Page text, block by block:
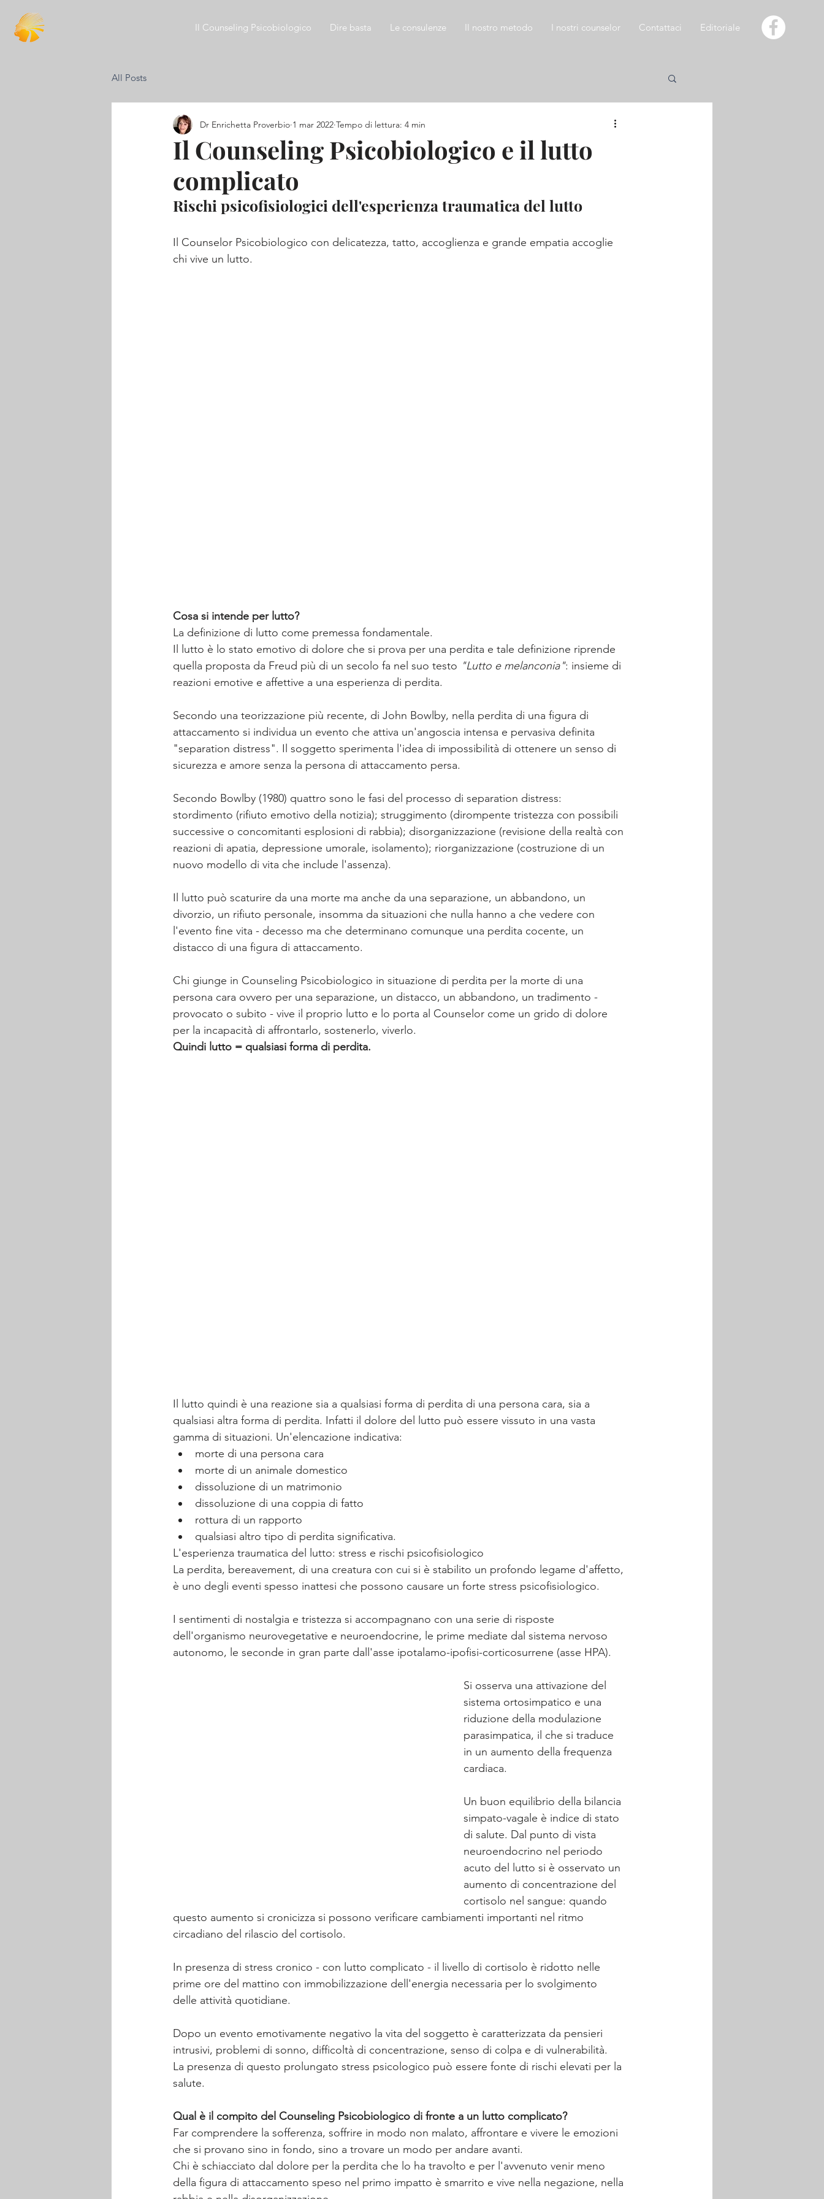
Il Counseling Psicobiologico Dire basta Le consulenze Il nostro metodo I nostri counselor Contattaci Editoriale
All Posts
Il Counseling Psicobiologico e il lutto
complicato
Dr Enrichetta Proverbio 1 mar 2022 Tempo di lettura: 4 min
Rischi psicofisiologici dell'esperienza traumatica del lutto
Il Counselor Psicobiologico con delicatezza, tatto, accoglienza e grande empatia accoglie
chi vive un lutto.
Cosa si intende per lutto?
La definizione di lutto come premessa fondamentale.
Il lutto è lo stato emotivo di dolore che si prova per una perdita e tale definizione riprende
quella proposta da Freud più di un secolo fa nel suo testo "Lutto e melanconia": insieme di
reazioni emotive e affettive a una esperienza di perdita.
Secondo una teorizzazione più recente, di John Bowlby, nella perdita di una figura di
attaccamento si individua un evento che attiva un'angoscia intensa e pervasiva definita
"separation distress". Il soggetto sperimenta l'idea di impossibilità di ottenere un senso di
sicurezza e amore senza la persona di attaccamento persa.
Secondo Bowlby (1980) quattro sono le fasi del processo di separation distress:
stordimento (rifiuto emotivo della notizia); struggimento (dirompente tristezza con possibili
successive o concomitanti esplosioni di rabbia); disorganizzazione (revisione della realtà con
reazioni di apatia, depressione umorale, isolamento); riorganizzazione (costruzione di un
nuovo modello di vita che include l'assenza).
Il lutto può scaturire da una morte ma anche da una separazione, un abbandono, un
divorzio, un rifiuto personale, insomma da situazioni che nulla hanno a che vedere con
l'evento fine vita - decesso ma che determinano comunque una perdita cocente, un
distacco di una figura di attaccamento.
Chi giunge in Counseling Psicobiologico in situazione di perdita per la morte di una
persona cara ovvero per una separazione, un distacco, un abbandono, un tradimento -
provocato o subito - vive il proprio lutto e lo porta al Counselor come un grido di dolore
per la incapacità di affrontarlo, sostenerlo, viverlo.
Quindi lutto = qualsiasi forma di perdita.
Il lutto quindi è una reazione sia a qualsiasi forma di perdita di una persona cara, sia a
qualsiasi altra forma di perdita. Infatti il dolore del lutto può essere vissuto in una vasta
gamma di situazioni. Un'elencazione indicativa:
morte di una persona cara
morte di un animale domestico
dissoluzione di un matrimonio
dissoluzione di una coppia di fatto
rottura di un rapporto
qualsiasi altro tipo di perdita significativa.
L'esperienza traumatica del lutto: stress e rischi psicofisiologico
La perdita, bereavement, di una creatura con cui si è stabilito un profondo legame d'affetto,
è uno degli eventi spesso inattesi che possono causare un forte stress psicofisiologico.
I sentimenti di nostalgia e tristezza si accompagnano con una serie di risposte
dell'organismo neurovegetative e neuroendocrine, le prime mediate dal sistema nervoso
autonomo, le seconde in gran parte dall'asse ipotalamo-ipofisi-corticosurrene (asse HPA).
Si osserva una attivazione del
sistema ortosimpatico e una
riduzione della modulazione
parasimpatica, il che si traduce
in un aumento della frequenza
cardiaca.
Un buon equilibrio della bilancia
simpato-vagale è indice di stato
di salute. Dal punto di vista
neuroendocrino nel periodo
acuto del lutto si è osservato un
aumento di concentrazione del
cortisolo nel sangue: quando
questo aumento si cronicizza si possono verificare cambiamenti importanti nel ritmo
circadiano del rilascio del cortisolo.
In presenza di stress cronico - con lutto complicato - il livello di cortisolo è ridotto nelle
prime ore del mattino con immobilizzazione dell'energia necessaria per lo svolgimento
delle attività quotidiane.
Dopo un evento emotivamente negativo la vita del soggetto è caratterizzata da pensieri
intrusivi, problemi di sonno, difficoltà di concentrazione, senso di colpa e di vulnerabilità.
La presenza di questo prolungato stress psicologico può essere fonte di rischi elevati per la
salute.
Qual è il compito del Counseling Psicobiologico di fronte a un lutto complicato?
Far comprendere la sofferenza, soffrire in modo non malato, affrontare e vivere le emozioni
che si provano sino in fondo, sino a trovare un modo per andare avanti.
Chi è schiacciato dal dolore per la perdita che lo ha travolto e per l'avvenuto venir meno
della figura di attaccamento speso nel primo impatto è smarrito e vive nella negazione, nella